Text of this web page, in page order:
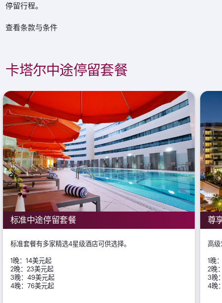
停留行程。
查看条款与条件
卡塔尔中途停留套餐
标准中途停留套餐
标准套餐有多家精选4星级酒店可供选择。
1晚：14美元起
2晚：23美元起
3晚：49美元起
4晚：76美元起
尊
高级
1晚
2晚
3晚
4晚